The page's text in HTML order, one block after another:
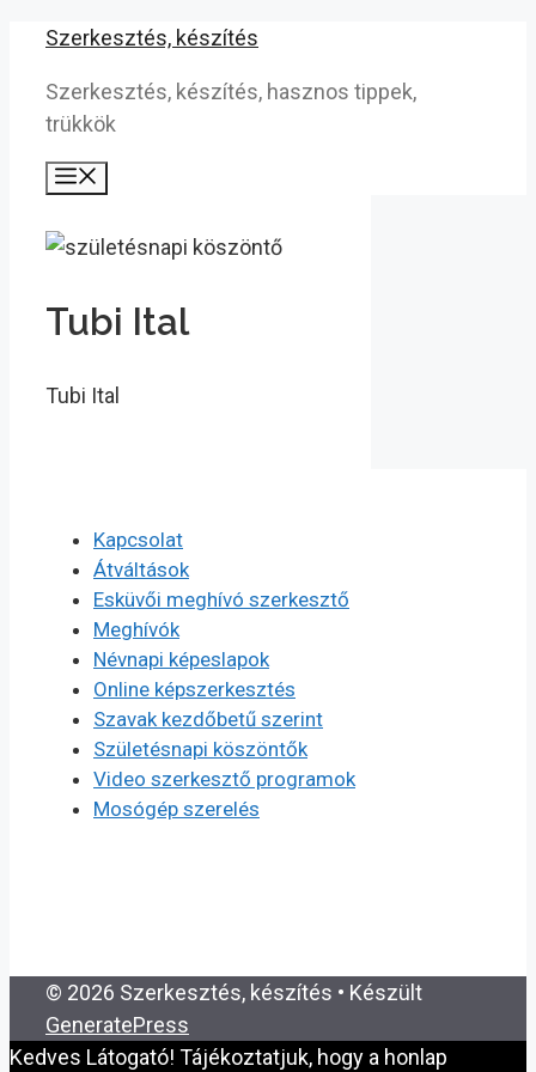
Kilépés
tartalomba
Szerkesztés, készítés
Szerkesztés, készítés, hasznos tippek,
trükkök
Tubi Ital
Tubi Ital
Kapcsolat
Átváltások
Esküvői meghívó szerkesztő
Meghívók
Névnapi képeslapok
Online képszerkesztés
Szavak kezdőbetű szerint
Születésnapi köszöntők
Video szerkesztő programok
Mosógép szerelés
© 2026 Szerkesztés, készítés • Készült
GeneratePress
Kedves Látogató! Tájékoztatjuk, hogy a honlap